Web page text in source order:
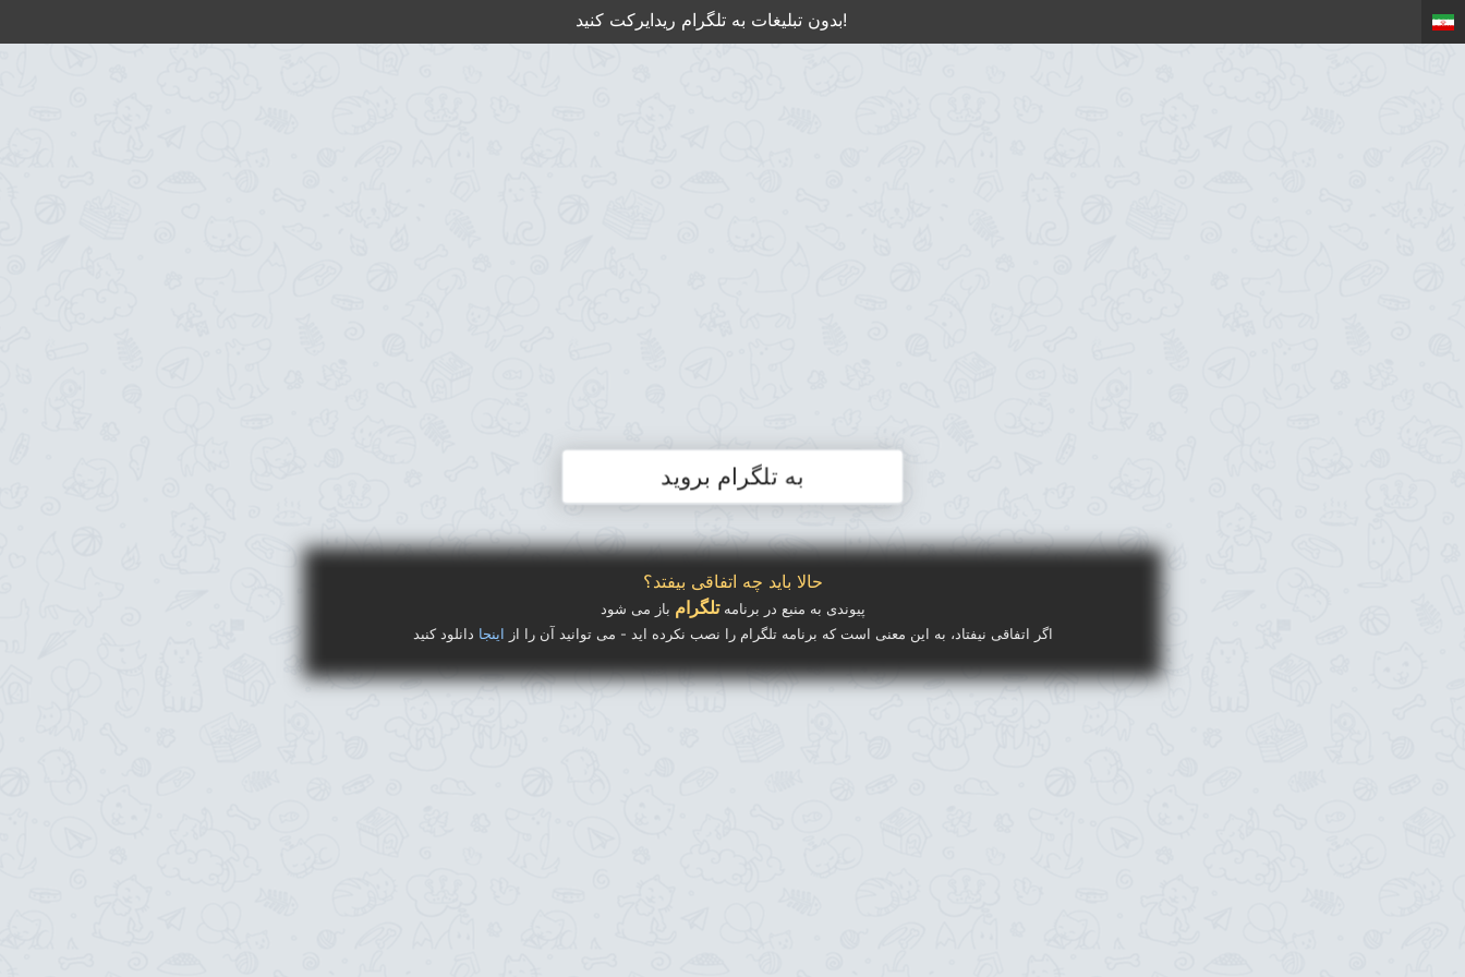
بدون تبلیغات به تلگرام ریدایرکت کنید!
به تلگرام بروید
حالا باید چه اتفاقی بیفتد؟
پیوندی به منبع در برنامهتلگرام باز می شود
اگر اتفاقی نیفتاد، به این معنی است که برنامه تلگرام را نصب نکرده اید - می توانید آن را از
اینجا دانلود کنید